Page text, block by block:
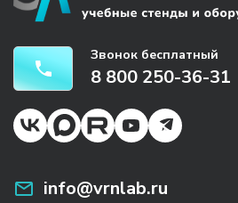
Звонок бесплатный
8 800 250-36-31
info@vrnlab.ru